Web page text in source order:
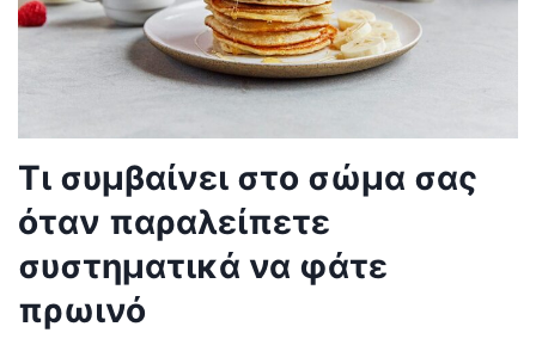
Τι συμβαίνει στο σώμα σας
όταν παραλείπετε
συστηματικά να φάτε
πρωινό